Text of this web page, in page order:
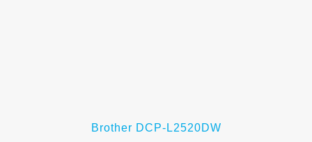
Brother DCP-L2520DW